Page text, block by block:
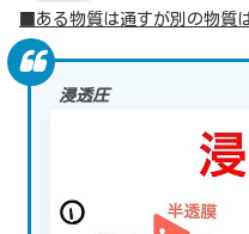
■ある物質は通すが別の物質
浸透圧